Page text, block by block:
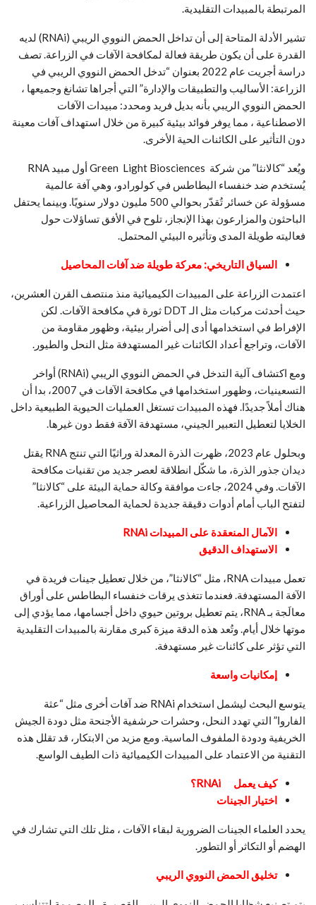
المرتبطة بالمبيدات التقليدية.
تشير الأدلة المتاحة إلى أن تداخل الحمض النووي الريبي (RNAi) لديه
القدرة على أن يكون طريقة فعالة لمكافحة الآفات في الزراعة. تصف
دراسة أجريت عام 2022 بعنوان “تدخل الحمض النووي الريبي في
الزراعة: الأساليب والتطبيقات والإدارة” التي أجراها تشانغ وجميعها ،
الحمض النووي الريبي بأنه بديل فريد ومحدد: مبيدات الآفات
الاصطناعية ، مما يوفر فوائد بيئية كبيرة من خلال استهداف آفات معينة
دون التأثير على الكائنات الحية الأخرى.
ويُعد “كالانثا” من شركة Green Light Biosciences أول مبيد RNA
يُستخدم ضد خنفساء البطاطس في كولورادو، وهي آفة عالمية
مسؤولة عن خسائر تُقدّر بحوالي 500 مليون دولار سنويًا. وبينما يحتفل
الباحثون والمزارعون بهذا الإنجاز، تلوح في الأفق تساؤلات حول
فعاليته طويلة المدى وتأثيره البيئي المحتمل.
السياق التاريخي: معركة طويلة ضد آفات المحاصيل
اعتمدت الزراعة على المبيدات الكيميائية منذ منتصف القرن العشرين،
حيث أحدثت مركبات مثل الـ DDT ثورة في مكافحة الآفات. لكن
الإفراط في استخدامها أدى إلى أضرار بيئية، وظهور مقاومة من
الآفات، وتراجع أعداد الكائنات غير المستهدفة مثل النحل والطيور.
ومع اكتشاف آلية التدخل في الحمض النووي الريبي (RNAi) أواخر
التسعينيات، وظهور استخدامها في مكافحة الآفات في 2007، بدا أن
هناك أملاً جديدًا. فهذه المبيدات تستغل العمليات الحيوية الطبيعية داخل
الخلايا لتعطيل التعبير الجيني، مستهدفة الآفة فقط دون غيرها.
وبحلول عام 2023، ظهرت الذرة المعدلة وراثيًا التي تنتج RNA يقتل
ديدان جذور الذرة، ما شكّل انطلاقة لعصر جديد من تقنيات مكافحة
الآفات. وفي 2024، جاءت موافقة وكالة حماية البيئة على “كالانثا”
لتفتح الباب أمام أدوات دقيقة جديدة لحماية المحاصيل الزراعية.
الآمال المنعقدة على المبيدات RNAi
الاستهداف الدقيق
تعمل مبيدات RNA، مثل “كالانثا”، من خلال تعطيل جينات فريدة في
الآفة المستهدفة. فعندما تتغذى يرقات خنفساء البطاطس على أوراق
معالَجة بـ RNA، يتم تعطيل بروتين حيوي داخل أجسامها، مما يؤدي إلى
موتها خلال أيام. وتُعد هذه الدقة ميزة كبرى مقارنة بالمبيدات التقليدية
التي تؤثر على كائنات غير مستهدفة.
إمكانيات واسعة
يتوسع البحث ليشمل استخدام RNAi ضد آفات أخرى مثل “عثة
الفاروا” التي تهدد النحل، وحشرات حرشفية الأجنحة مثل دودة الجيش
الخريفية ودودة الملفوف الماسية. ومع مزيد من الابتكار، قد تقلل هذه
التقنية من الاعتماد على المبيدات الكيميائية ذات الطيف الواسع.
كيف يعمل
؟
اختيار الجينات
يحدد العلماء الجينات الضرورية لبقاء الآفات ، مثل تلك التي تشارك في
الهضم أو التكاثر أو التطور.
تخليق الحمض النووي الريبي